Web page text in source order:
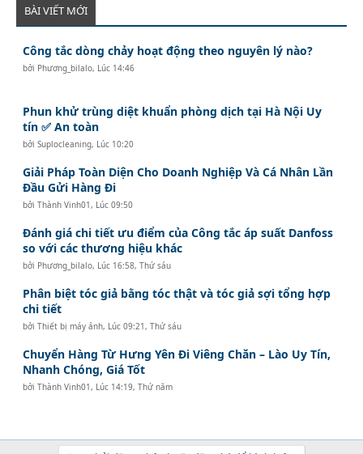
BÀI VIẾT MỚI
Công tắc dòng chảy hoạt động theo nguyên lý nào?
bởi Phương_bilalo, Lúc 14:46
Phun khử trùng diệt khuẩn phòng dịch tại Hà Nội Uy
tín ✅ An toàn
bởiSuplocleaning, Lúc 10:20
Giải Pháp Toàn Diện Cho Doanh Nghiệp Và Cá Nhân Lần
Đầu Gửi Hàng Đi
bởiThành Vinh01, Lúc 09:50
Đánh giá chi tiết ưu điểm của Công tắc áp suất Danfoss
so với các thương hiệu khác
bởi Phương_bilalo, Lúc 16:58, Thứ sáu
Phân biệt tóc giả bằng tóc thật và tóc giả sợi tổng hợp
chi tiết
bởiThiết bị máy ảnh, Lúc 09:21, Thứ sáu
Chuyển Hàng Từ Hưng Yên Đi Viêng Chăn – Lào Uy Tín,
Nhanh Chóng, Giá Tốt
bởiThành Vinh01, Lúc 14:19, Thứ năm